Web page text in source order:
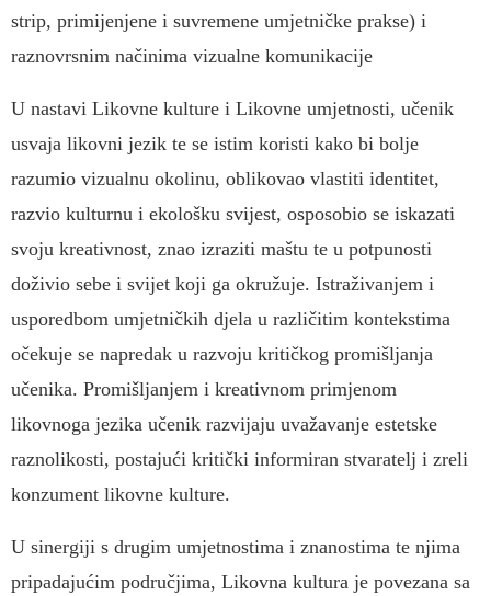
strip, primijenjene i suvremene umjetničke prakse) i
raznovrsnim načinima vizualne komunikacije
U nastavi Likovne kulture i Likovne umjetnosti, učenik
usvaja likovni jezik te se istim koristi kako bi bolje
razumio vizualnu okolinu, oblikovao vlastiti identitet,
razvio kulturnu i ekološku svijest, osposobio se iskazati
svoju kreativnost, znao izraziti maštu te u potpunosti
doživio sebe i svijet koji ga okružuje. Istraživanjem i
usporedbom umjetničkih djela u različitim kontekstima
očekuje se napredak u razvoju kritičkog promišljanja
učenika. Promišljanjem i kreativnom primjenom
likovnoga jezika učenik razvijaju uvažavanje estetske
raznolikosti, postajući kritički informiran stvaratelj i zreli
konzument likovne kulture.
U sinergiji s drugim umjetnostima i znanostima te njima
pripadajućim područjima, Likovna kultura je povezana sa